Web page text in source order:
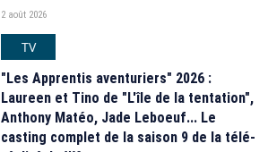
2 août 2026
TV
"Les Apprentis aventuriers" 2026 :
Laureen et Tino de "L'île de la tentation",
Anthony Matéo, Jade Leboeuf... Le
casting complet de la saison 9 de la télé-